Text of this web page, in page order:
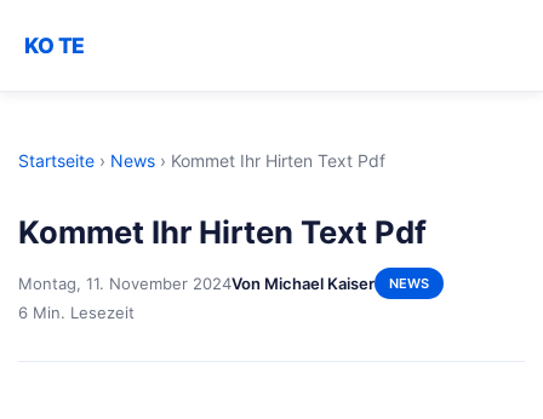
KO TE
Startseite › News › Kommet Ihr Hirten Text Pdf
Kommet Ihr Hirten Text Pdf
Montag, 11. November 2024Von Michael Kaiser NEWS
6 Min. Lesezeit